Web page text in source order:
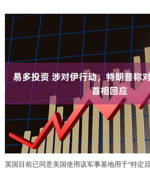
英国目前已同意美国使用该军事基地用于“特定